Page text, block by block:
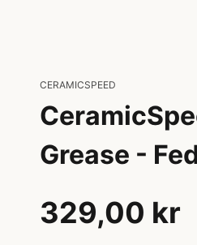
CERAMICSPEED
Grease -
329,00 kr